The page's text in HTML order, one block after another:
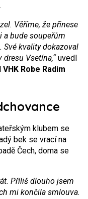
.
Věříme, že přinese
a bude soupeřům
kvality dokazoval
dresu Vsetína,“uvedl
Robe Radim
klubem se
bek se vrací na
Čech, doma se
Příliš dlouho jsem
mi končila smlouva.